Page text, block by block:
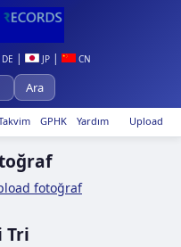
DE | JP | CN
Upload
GPHK Yardım
fotoğraf
Tri